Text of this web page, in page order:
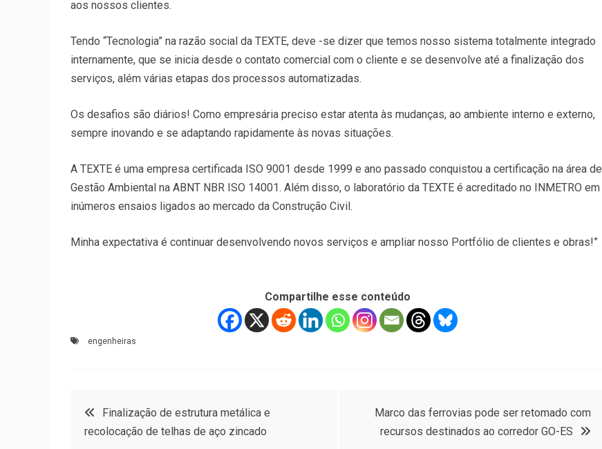
aos nossos clientes.
Tendo “Tecnologia” na razão social da TEXTE, deve -se dizer que temos nosso sistema totalmente integrado
internamente, que se inicia desde o contato comercial com o cliente e se desenvolve até a finalização dos
serviços, além várias etapas dos processos automatizadas.
Os desafios são diários! Como empresária preciso estar atenta às mudanças, ao ambiente interno e externo,
sempre inovando e se adaptando rapidamente às novas situações.
A TEXTE é uma empresa certificada ISO 9001 desde 1999 e ano passado conquistou a certificação na área de
Gestão Ambiental na ABNT NBR ISO 14001. Além disso, o laboratório da TEXTE é acreditado no INMETRO em
inúmeros ensaios ligados ao mercado da Construção Civil.
Minha expectativa é continuar desenvolvendo novos serviços e ampliar nosso Portfólio de clientes e obras!”
Compartilhe esse conteúdo
engenheiras
Navegação
Finalização de estrutura metálica e
recolocação de telhas de aço zincado
Marco das ferrovias pode ser retomado com
recursos destinados ao corredor GO-ES